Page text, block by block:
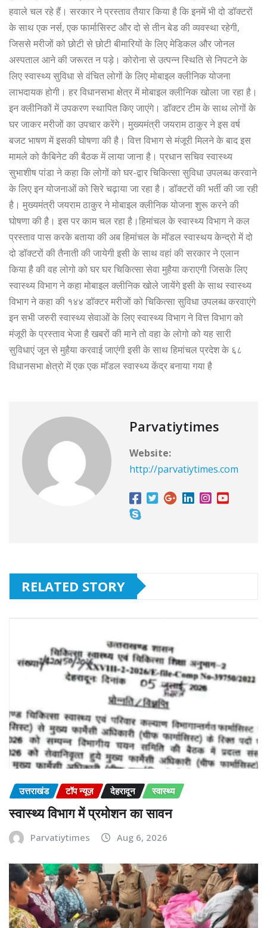
हवाले चल रहे हैं। सरकार ने प्रस्ताव तैयार किया है कि इनमें भी दो डॉक्टरों
के साथ एक नर्स, एक फार्मासिस्ट और दो से तीन बेड की व्यवस्था रहेगी,
जिससे मरीजों को छोटी से छोटी बीमारियों के लिए मेडिकल और जोनल
अस्पताल आने की जरूरत न पड़े। कोरोना से उत्पन्न स्थिति से निपटने के
लिए स्वास्थ्य सुविधा से वंचित लोगों के लिए मोबाइल क्लीनिक योजना
लाभदायक होगी। हर विधानसभा क्षेत्र में मोबाइल क्लीनिक खोला जा रहा है।
इन क्लीनिकों में उपकरण स्थापित किए जाएंगे। डॉक्टर टीम के साथ लोगों के
घर जाकर मरीजों का उपचार करेंगे। मुख्यमंत्री जयराम ठाकुर ने इस वर्ष
बजट भाषण में इसकी घोषणा की है। वित्त विभाग से मंजूरी मिलने के बाद इस
मामले को कैबिनेट की बैठक में लाया जाना है। प्रधान सचिव स्वास्थ्य
सुभाशीष पांडा ने कहा कि लोगों को घर-द्वार चिकित्सा सुविधा उपलब्ध करवाने
के लिए इन योजनाओं को सिरे चढ़ाया जा रहा है। डॉक्टरों की भर्ती की जा रही
है। मुख्यमंत्री जयराम ठाकुर ने मोबाइल क्लीनिक योजना शुरू करने की
घोषणा की है। इस पर काम चल रहा है।हिमांचल के स्वास्थ्य विभाग ने कल
प्रस्ताव पास करके बताया की अब हिमांचल के मॉडल स्वास्थय केन्द्रो में दो
दो डॉक्टरों की तैनाती की जायेगी इसी के साथ वहां की सरकार ने एलान
किया है की वह लोगो को घर घर चिकित्सा सेवा मुहैया कराएगी जिसके लिए
स्वास्थ्य विभाग ने कहा मोबाइल क्लीनिक खोले जायेंगे इसी के साथ स्वास्थ्य
विभाग ने कहा की १४४ डॉक्टर मरीजों को चिकित्सा सुविधा उपलब्ध करवाएंगे
इन सभी जरुरी स्वास्थ्य सेवाओं के लिए स्वास्थ्य विभाग ने वित्त विभाग को
मंजूरी के प्रस्ताव भेजा है खबरों की माने तो वहा के लोगो को यह सारी
सुविधाएं जून से मुहैया करवाई जाएंगी इसी के साथ हिमांचल प्रदेश के ६८
विधानसभा क्षेत्रो में एक एक मॉडल स्वास्थ्य केंद्र बनाया गया है
Parvatiytimes
Website:
http://parvatiytimes.com
RELATED STORY
उत्तराखंड टॉप न्यूज़ देहरादून स्वास्थ्य
स्वास्थ्य विभाग में प्रमोशन का सावन
Parvatiytimes Aug 6, 2026